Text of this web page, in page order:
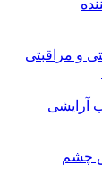
و مراقبتی
آرایشی
چشم